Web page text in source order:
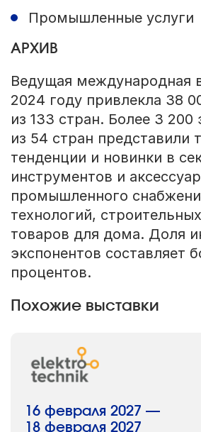
Промышленные услуги
АРХИВ
Ведущая международная
2024 году привлекла 38
из 133 стран. Более 3 200
из 54 стран представили
тенденции и новинки в
инструментов и
промышленного
технологий,
товаров для дома. Доля
экспонентов составляет
процентов.
Похожие выставки
16 февраля 2027 —
18 февраля 2027